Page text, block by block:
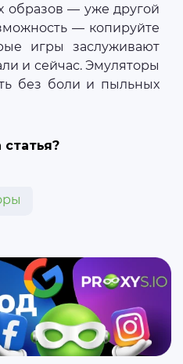
образов — уже другой
— копируйте
игры заслуживают
и сейчас. Эмуляторы
без боли и пыльных